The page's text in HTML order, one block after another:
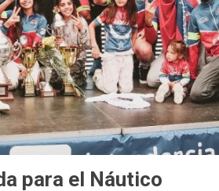
para el Náutico